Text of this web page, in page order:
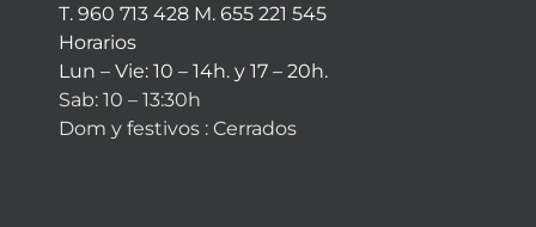
T. 960 713 428 M. 655 221 545
Horarios
Lun – Vie: 10 – 14h. y 17 – 20h.
Sab: 10 – 13:30h
Dom y festivos : Cerrados